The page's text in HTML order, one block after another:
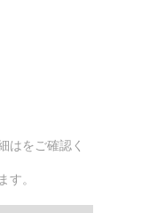
はをご確認く
す。